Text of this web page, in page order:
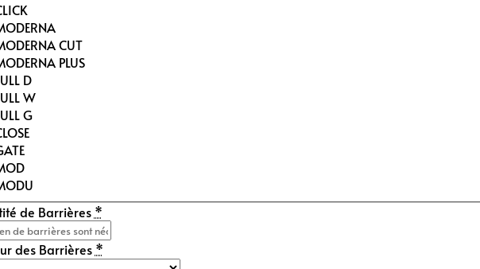
CUT
PLUS
D
W
G
de Barrières *
des Barrières *